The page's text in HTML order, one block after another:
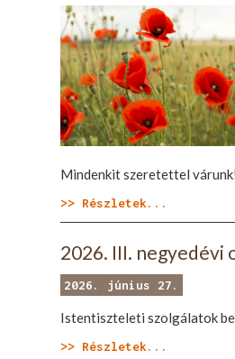
Mindenkit szeretettel
>> Részletek...
2026. III. negyedévi
2026. június 27.
Istentiszteleti szolgálatok
>> Részletek...